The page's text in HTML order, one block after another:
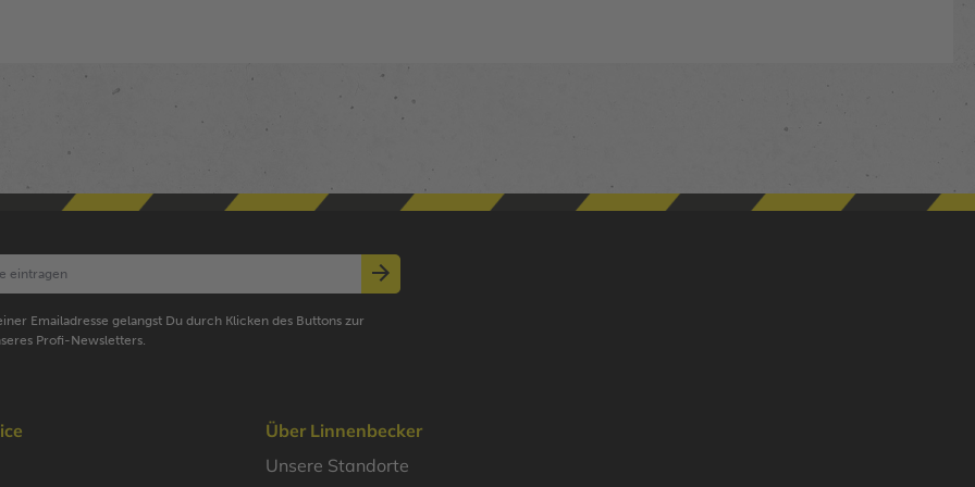
Emailadresse gelangst Du durch Klicken des Buttons zur
Profi-Newsletters.
Über Linnenbecker
Unsere Standorte